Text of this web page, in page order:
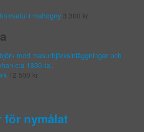
i mahogny 3 300 kr
12 500 kr
för nymålat